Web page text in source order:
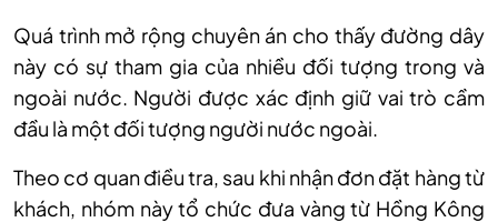
Quá trình mở rộng chuyên án cho thấy đường dây
này có sự tham gia của nhiều đối tượng trong và
ngoài nước. Người được xác định giữ vai trò cầm
đầu là một đối tượng người nước ngoài.
Theo cơ quan điều tra, sau khi nhận đơn đặt hàng từ
khách, nhóm này tổ chức đưa vàng từ Hồng Kông